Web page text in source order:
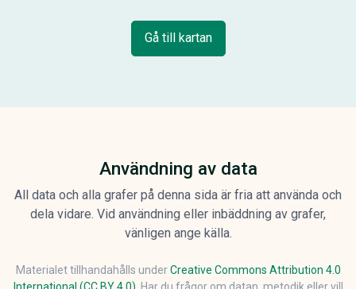
Gå till kartan
Användning av data
All data och alla grafer på denna sida är fria att använda och
dela vidare. Vid användning eller inbäddning av grafer,
vänligen ange källa.
Materialet tillhandahålls underCreative Commons Attribution 4.0